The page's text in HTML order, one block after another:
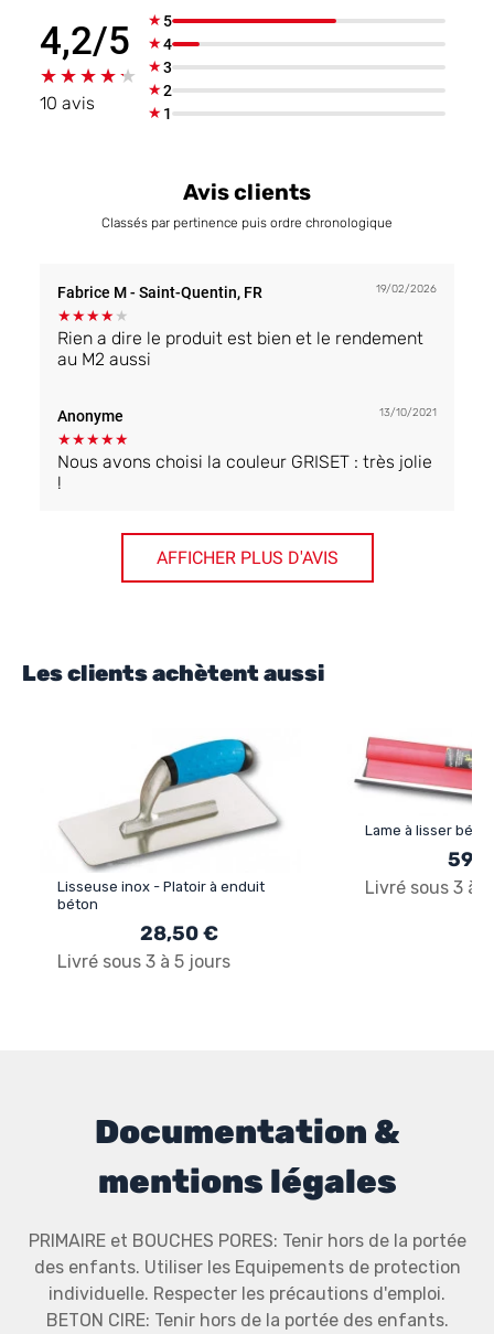
4,2/5
★★★★★
★★★★★
10 avis
★5
★4
★3
★2
★1
Avis clients
Classés par pertinence puis ordre chronologique
Fabrice M- Saint-Quentin, FR 19/02/2026
★★★★★
Rien a dire le produit est bien et le rendement
au M2 aussi
Anonyme 13/10/2021
★★★★★
Nous avons choisi la couleur GRISET : très jolie
!
AFFICHER PLUS D'AVIS
Les clients achètent aussi
Lisseuse inox - Platoir à enduit
béton
28,50 €
Livré sous 3 à 5 jours
Lame à lisser
Livré sous 3 à
Documentation &
mentions légales
PRIMAIRE et BOUCHES PORES: Tenir hors de la portée
des enfants. Utiliser les Equipements de protection
individuelle. Respecter les précautions d'emploi.
BETON CIRE: Tenir hors de la portée des enfants.